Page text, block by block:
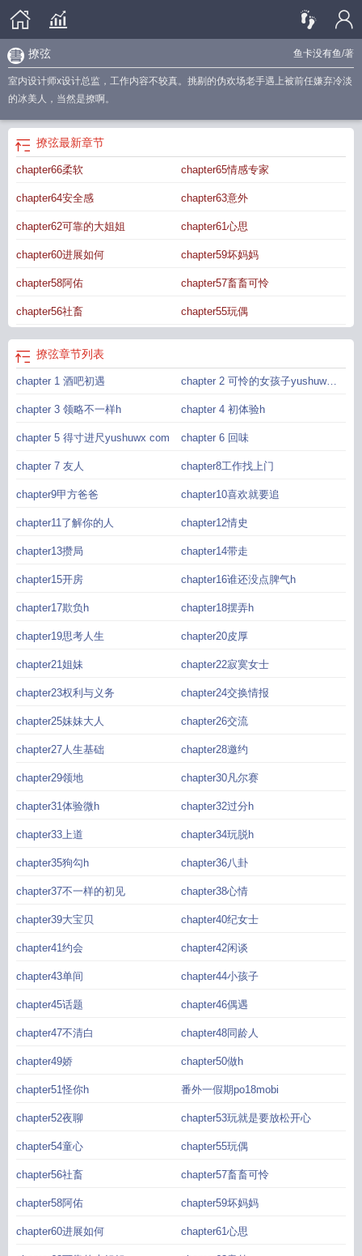
鱼卡没有鱼/著
撩弦
室内设计师x设计总监，工作内容不较真。挑剔的伪欢场老手遇上被前任嫌弃冷淡
的冰美人，当然是撩啊。
撩弦最新章节
chapter66柔软 chapter65情感专家
chapter64安全感 chapter63意外
chapter62可靠的大姐姐 chapter61心思
chapter60进展如何 chapter59坏妈妈
chapter58阿佑 chapter57畜畜可怜
chapter56社畜 chapter55玩偶
撩弦章节列表
chapter 1 酒吧初遇 chapter 2 可怜的女孩子yushuwx
com
chapter 3 领略不一样h chapter 4 初体验h
chapter 5 得寸进尺yushuwx com chapter 6 回味
chapter 7 友人 chapter8工作找上门
chapter9甲方爸爸 chapter10喜欢就要追
chapter11了解你的人 chapter12情史
chapter13攒局 chapter14带走
chapter15开房 chapter16谁还没点脾气h
chapter17欺负h chapter18摆弄h
chapter19思考人生 chapter20皮厚
chapter21姐妹 chapter22寂寞女士
chapter23权利与义务 chapter24交换情报
chapter25妹妹大人 chapter26交流
chapter27人生基础 chapter28邀约
chapter29领地 chapter30凡尔赛
chapter31体验微h chapter32过分h
chapter33上道 chapter34玩脱h
chapter35狗勾h chapter36八卦
chapter37不一样的初见 chapter38心情
chapter39大宝贝 chapter40纪女士
chapter41约会 chapter42闲谈
chapter43单间 chapter44小孩子
chapter45话题 chapter46偶遇
chapter47不清白 chapter48同龄人
chapter49娇 chapter50做h
chapter51怪你h 番外一假期po18mobi
chapter52夜聊 chapter53玩就是要放松开心
chapter54童心 chapter55玩偶
chapter56社畜 chapter57畜畜可怜
chapter58阿佑 chapter59坏妈妈
chapter60进展如何 chapter61心思